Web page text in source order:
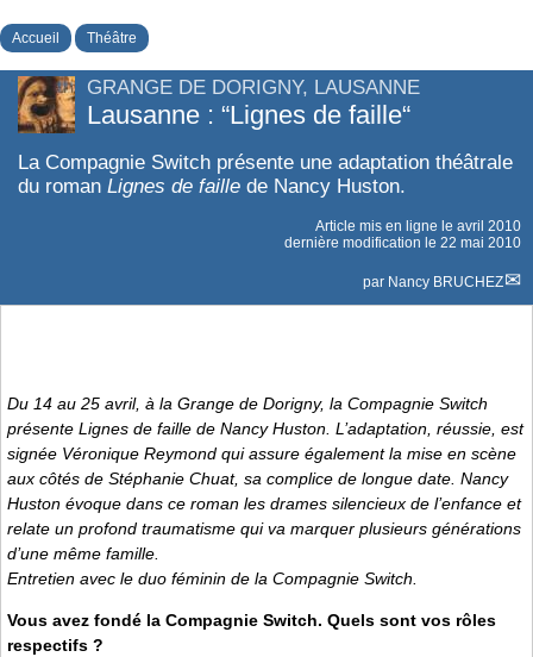
Accueil Théâtre
GRANGE DE DORIGNY, LAUSANNE
Lausanne : “Lignes de faille“
La Compagnie Switch présente une adaptation théâtrale
du roman Lignes de faille de Nancy Huston.
Article mis en ligne le avril 2010
dernière modification le 22 mai 2010
par Nancy BRUCHEZ
Du 14 au 25 avril, à la Grange de Dorigny, la Compagnie Switch
présente Lignes de faille de Nancy Huston. L’adaptation, réussie, est
signée Véronique Reymond qui assure également la mise en scène
aux côtés de Stéphanie Chuat, sa complice de longue date. Nancy
Huston évoque dans ce roman les drames silencieux de l’enfance et
relate un profond traumatisme qui va marquer plusieurs générations
d’une même famille.
Entretien avec le duo féminin de la Compagnie Switch.
Vous avez fondé la Compagnie Switch. Quels sont vos rôles
respectifs ?